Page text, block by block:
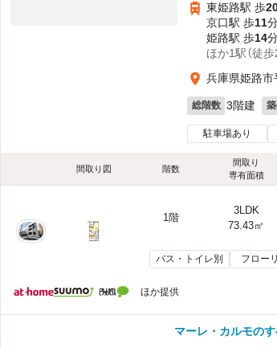
東姫路駅 歩
京口駅 歩11
姫路駅 歩14
ほか1駅（徒歩
兵庫県姫路市
総階数 3階建
駐車場あり
間取り図 階数
間取り
専有面積
1階
3LDK
73.43㎡
バス・トイレ別 フロー
ほか提供
マーレ・カルモの